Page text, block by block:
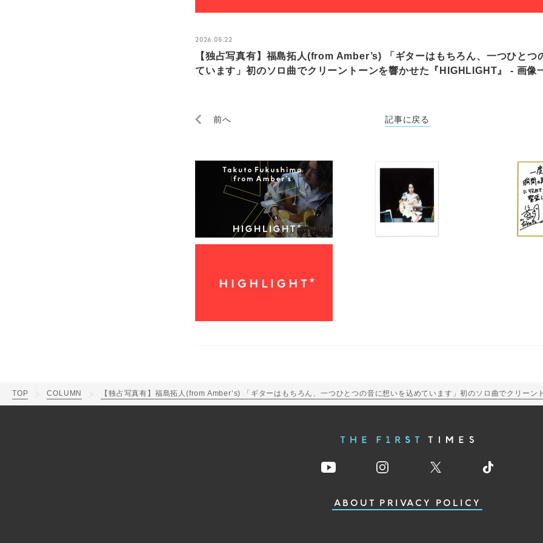
2026.05.22
【独占写真有】福島拓人(from Amber’s) 「ギターはもちろん、一つひとつ
ています」初のソロ曲でクリーントーンを響かせた『HIGHLIGHT』 - 画像
前へ 記事に戻る
TOP COLUMN 【独占写真有】福島拓人(from Amber’s) 「ギターはもちろん、一つひとつの音に想いを込めています」初のソロ曲でクリーン
ABOUT PRIVACY POLICY